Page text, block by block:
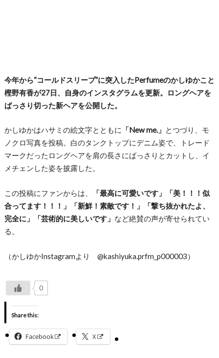
今年から“コールドスリープ”に突入したPerfumeのかしゆかこと
樫野有香が27日、自身のインスタグラムを更新。ロングヘアを
ばっさり切った新ヘアを公開した。
かしゆかはハサミの絵文字とともに 「New me.」 とつづり、モ
ノクロ写真を投稿。白のタンクトップにデニム姿で、トレード
マークだったロングヘアを肩の長さにばっさりとカットし、イ
メチェンした姿を披露した。
この投稿にファンからは、
「最高に可愛いです」「美！！！似
合ってます！！！」「新鮮！素敵です！」「撃ち抜かれたよ、
完全に」「芸術的に美しいです」 など絶賛の声が寄せられてい
る。
（かしゆかInstagramより @kashiyuka.prfm_p000003）
0
Share this:
Facebook X